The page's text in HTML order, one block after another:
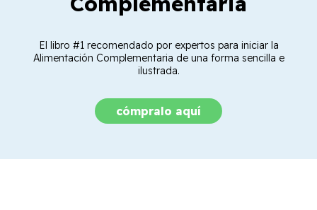
El libro #1 recomendado por expertos para iniciar la
Alimentación Complementaria de una forma sencilla e
ilustrada.
cómpralo aquí